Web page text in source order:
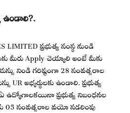
ఉండాలి?.
LIMITED ప్రభుత్వ సంస్థ నుండి
మీరు Apply చెయ్యాలి అంటే మీకు
నిండి గరిష్టంగా 28 సంవత్సరాల
అభ్యర్థులకు ఉండాలి. ప్రభుత్వ
ఉద్యోగాలకయినా ప్రభుత్వ నిబంధనల
05 సంవత్సరాల వయో సడలింపు